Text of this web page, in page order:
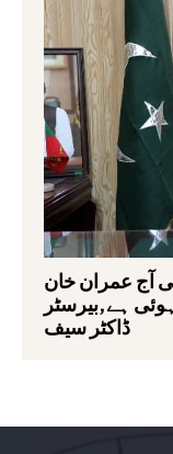
آج عمران خان
ہے,بیرسٹر
ڈاکٹر سیف